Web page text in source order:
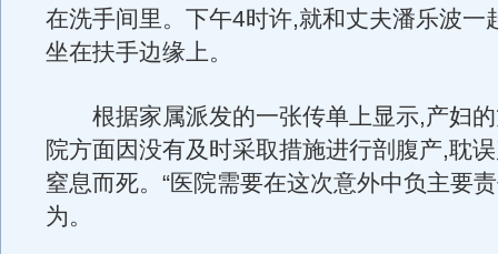
在洗手间里。下午4时许,就和丈夫潘乐波一
坐在扶手边缘上。
根据家属派发的一张传单上显示,产妇的
院方面因没有及时采取措施进行剖腹产,耽
窒息而死。“医院需要在这次意外中负主要
为。